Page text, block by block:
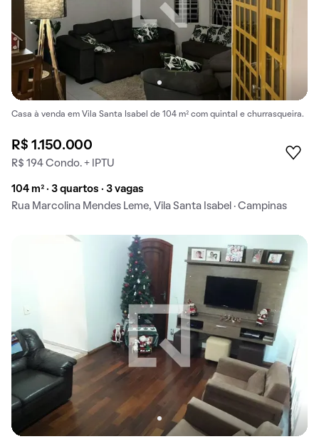
Casa à venda em Vila Santa Isabel de 104 m² com quintal e churrasqueira.
R$ 1.150.000
R$ 194 Condo. + IPTU
104 m² · 3 quartos · 3 vagas
Rua Marcolina Mendes Leme, Vila Santa Isabel · Campinas